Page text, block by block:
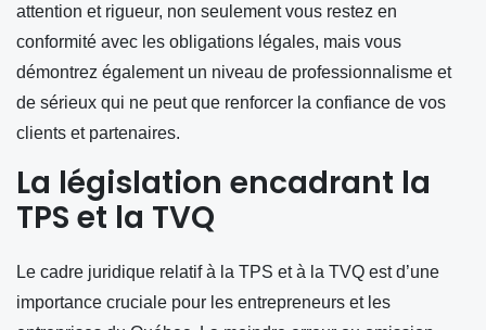
attention et rigueur, non seulement vous restez en
conformité avec les obligations légales, mais vous
démontrez également un niveau de professionnalisme et
de sérieux qui ne peut que renforcer la confiance de vos
clients et partenaires.
La législation encadrant la
TPS et la TVQ
Le cadre juridique relatif à la TPS et à la TVQ est d’une
importance cruciale pour les entrepreneurs et les